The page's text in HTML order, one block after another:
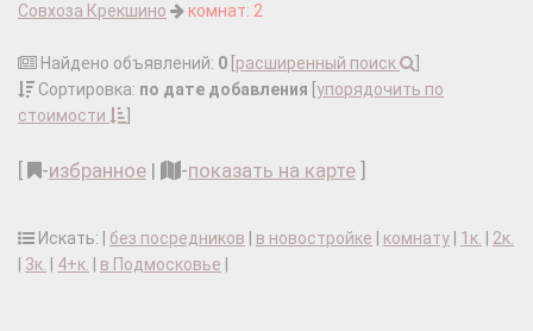
Совхоза Крекшино
комнат: 2
Найдено объявлений: 0 расширенный поиск
Сортировка: по дате добавления упорядочить по
стоимости
-избранное | -показать на карте
Искать: | без посредников в новостройке комнату 1к.
2к.
3к. 4+к. в Подмосковье